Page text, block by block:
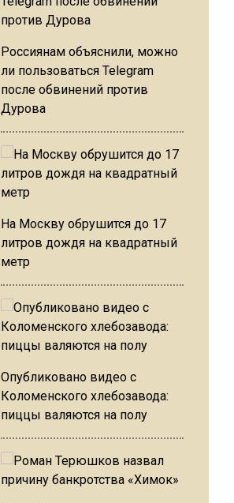
Россиянам объяснили, можно
ли пользоваться Telegram
после обвинений против
Дурова
На Москву обрушится до 17
литров дождя на квадратный
метр
Опубликовано видео с
Коломенского хлебозавода:
пиццы валяются на полу